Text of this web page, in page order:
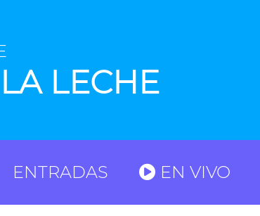
LECHE
ENTRADAS EN VIVO